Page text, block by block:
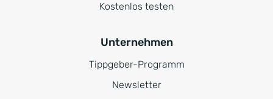
Kostenlos testen
Unternehmen
Tippgeber-Programm
Newsletter